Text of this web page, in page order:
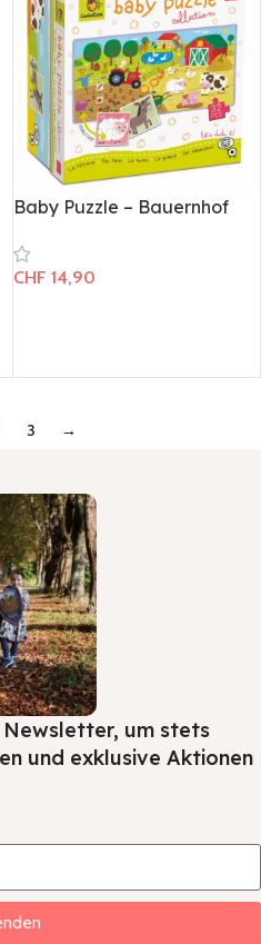
Baby Puzzle – Bauernhof
CHF 14,90
3 →
Newsletter, um stets
und exklusive Aktionen